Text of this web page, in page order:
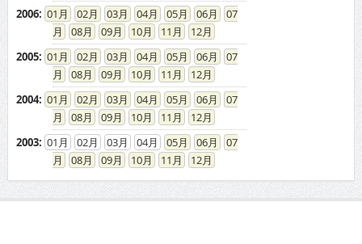
2006: 01 02 03 04 05 06
07
08
09 10 11
12
2005: 01 02 03 04 05 06
07
08
09 10 11
12
2004: 01 02 03 04 05 06
07
08
09 10 11
12
2003: 01 02 03 04 05 06
07
08
09 10 11 12